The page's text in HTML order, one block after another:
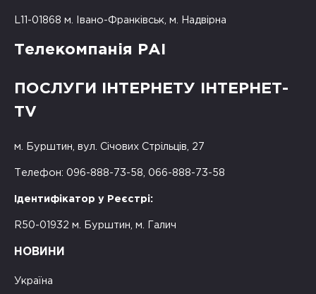
L11-01868 м. Івано-Франківськ, м. Надвірна
Телекомпанія РАІ
ПОСЛУГИ ІНТЕРНЕТУ ІНТЕРНЕТ-
TV
м. Бурштин, вул. Січових Стрільців, 27
Телефон: 096-888-73-58, 066-888-73-58
Ідентифікатор у Реєстрі:
R50-01932 м. Бурштин, м. Галич
НОВИНИ
Україна